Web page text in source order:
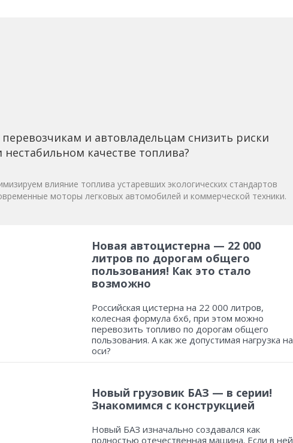
перевозчикам и автовладельцам снизить риски
нестабильном качестве топлива?
влияние топлива устаревших экологических стандартов
моторы легковых автомобилей и коммерческой техники.
Новая автоцистерна — 22 000
литров по дорогам общего
пользования! Как это стало
возможно
Российская цистерна на 22 000 литров,
колесная формула 6х6, при этом можно
перевозить топливо по дорогам общего
пользования. А как же допустимая нагрузка на
оси?
Новый грузовик БАЗ — в серии!
Знакомимся с конструкцией
Новый БАЗ изначально создавался как
полностью отечественная машина. Если в ней